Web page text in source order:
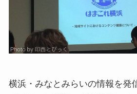
横浜・みなとみらいの情報を発